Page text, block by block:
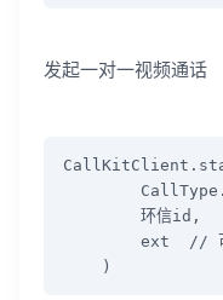
发起一对一视频通话
环信id,
ext  // 可
)